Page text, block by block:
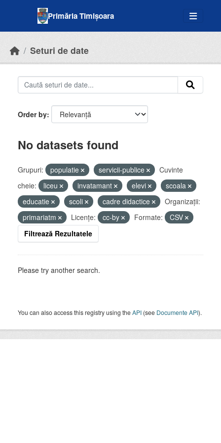
Primăria Timișoara
Seturi de date
Order by
No datasets found
Grupuri: populatie servicii-publice
Cuvinte
cheie:
liceu invatamant elevi
scoala
educatie
scoli cadre didactice
Organizații:
primariatm
Licenţe: cc-by Formate:
CSV
Filtrează Rezultatele
Please try another search.
You can also access this registry using theAPI (see Documente API).